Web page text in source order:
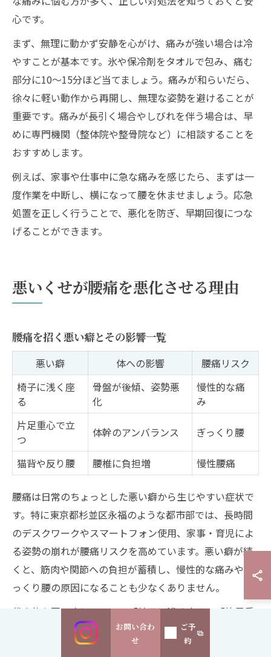
心です。
まず、無理に動かず安静を心がけ、痛みが強い場合は冷
やすことが基本です。氷や保冷剤をタオルで包み、痛む
部分に10～15分ほど当てましょう。痛みが和らいだら、
徐々に軽い動作から再開し、無理な姿勢を避けることが
重要です。痛みが長引く場合やしびれを伴う場合は、早
めに専門機関（整体院や整骨院など）に相談することを
おすすめします。
例えば、家事や仕事中に急な痛みを感じたら、まずは一
度作業を中断し、横になって腰を休ませましょう。応急
処置を正しく行うことで、悪化を防ぎ、早期回復につな
げることができます。
悪いくせが腰痛を悪化させる理由
腰痛を招く悪い癖とその影響一覧
悪い癖 体への影響
腰痛リスク
椅子に浅く座
る
骨盤が後傾、姿勢悪
化
慢性的な痛
み
片足重心で立
つ
体幹のアンバランス ぎっくり腰
猫背や反り腰 腰椎に負担増 慢性腰痛
腰痛は日常のちょっとした悪い癖から生じやすい症状で
す。特に東京都杉並区永福のような都市部では、長時間
のデスクワークやスマートフォン使用、家事・育児によ
る姿勢の崩れが腰痛リスクを高めています。悪い癖が続
くと、筋肉や関節への負担が蓄積し、慢性的な痛みやぎ
っくり腰の原因になることも少なくありません。
代表的な悪い癖としては、「椅子に浅く座る」「片足重
心で立つ」「猫背や反り腰」「長時間同じ姿勢を続け
る」などが挙げられます。これらは一見些細な行動です
お問い合わ
せ
ご予
約